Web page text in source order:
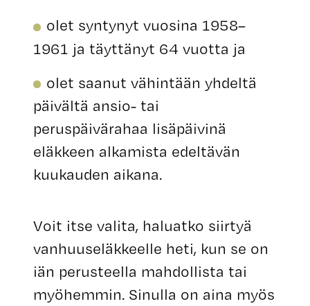
olet syntynyt vuosina 1958–
1961 ja täyttänyt 64 vuotta ja
olet saanut vähintään yhdeltä
päivältä ansio- tai
peruspäivärahaa lisäpäivinä
eläkkeen alkamista edeltävän
kuukauden aikana.
Voit itse valita, haluatko siirtyä
vanhuuseläkkeelle heti, kun se on
iän perusteella mahdollista tai
myöhemmin. Sinulla on aina myös